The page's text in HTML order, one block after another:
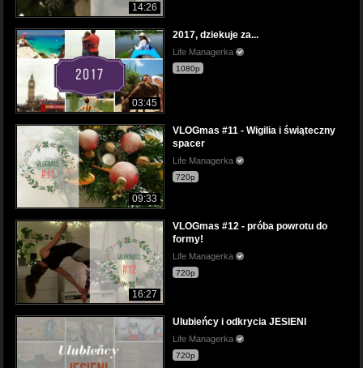
14:26
03:45
2017, dziekuje za...
Life Managerka
1080p
09:33
VLOGmas #11 - Wigilia i świąteczny
spacer
Life Managerka
720p
16:27
VLOGmas #12 - próba powrotu do
formy!
Life Managerka
720p
Ulubieńcy i odkrycia JESIENI
Life Managerka
720p